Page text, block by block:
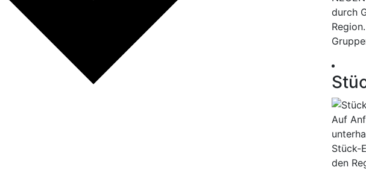
durch
Auf
Stück-
den